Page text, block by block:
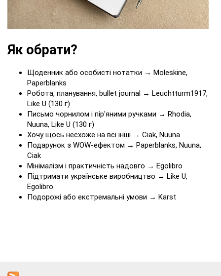
Як обрати?
Щоденник або особисті нотатки → Moleskine,
Paperblanks
Робота, планування, bullet journal → Leuchtturm1917,
Like U (130 г)
Письмо чорнилом і пір'яними ручками → Rhodia,
Nuuna, Like U (130 г)
Хочу щось несхоже на всі інші → Ciak, Nuuna
Подарунок з WOW-ефектом → Paperblanks, Nuuna,
Ciak
Мінімалізм і практичність надовго → Egolibro
Підтримати українське виробництво → Like U,
Egolibro
Подорожі або екстремальні умови → Karst